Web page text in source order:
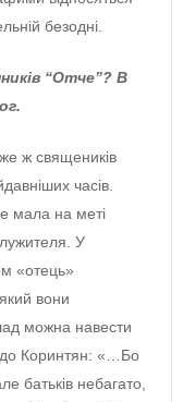
безодні.
“Отче”? В
ж священиків
часів.
мала на меті
У
«отець»
вони
можна навести
до Коринтян: «…Бо
батьків небагато,